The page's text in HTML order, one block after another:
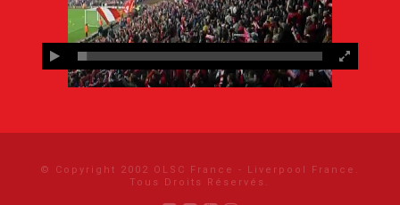
© Copyright 2002 OLSC France - Liverpool France.
Tous Droits Réservés.